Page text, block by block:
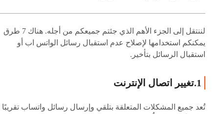
لننتقل إلى الجزء الأهم الذي جئتم جميعكم من أجله. هناك 7 طرق
يمكنكم استخدامها لإصلاح عدم استقبال رسائل الواتس اب أو
استقبال الرسائل بتأخير.
1.تغيير اتصال الإنترنت
تُعد جميع المشكلات المتعلقة بتلقي وإرسال رسائل واتساب تقريبًا